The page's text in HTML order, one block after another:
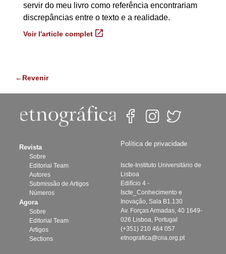
servir do meu livro como referência encontrariam
discrepâncias entre o texto e a realidade.
Voir l'article complet
←Revenir
Revista
Sobre
Editorial Team
Autores
Submissão de Artigos
Números
Agora
Sobre
Editorial Team
Artigos
Sections
Política de privacidade
Iscte-Instituto Universitário de
Lisboa
Edifício 4 -
Iscte_Conhecimento e
Inovação, Sala B1.130
Av. Forças Armadas, 40 1649-
026 Lisboa, Portugal
(+351) 210 464 057
etnografica@cria.org.pt